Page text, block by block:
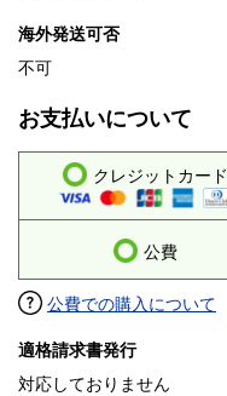
海外発送可否
不可
お支払いについて
クレジットカード
公費
公費での購入について
適格請求書発行
対応しておりません